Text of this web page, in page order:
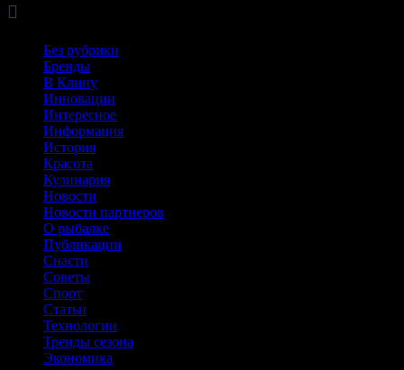

Без рубрики
Бренды
В Клину
Инновации
Интересное
Информация
История
Красота
Кулинария
Новости
Новости партнеров
О рыбалке
Публикации
Снасти
Советы
Спорт
Статьи
Технологии
Тренды сезона
Экономика